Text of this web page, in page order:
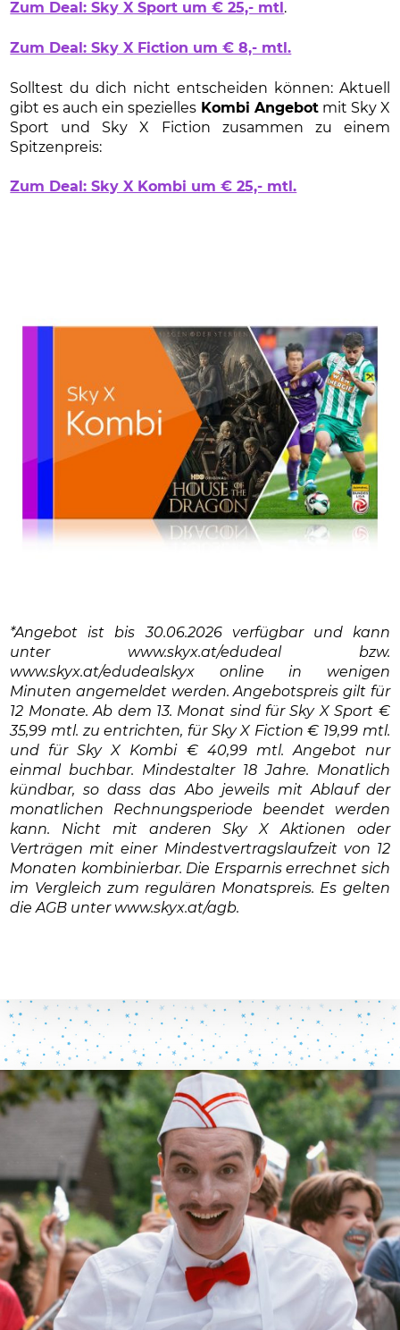
Zum Deal: Sky X Sport um € 25,- mtl .
Zum Deal: Sky X Fiction um € 8,- mtl.
Solltest du dich nicht entscheiden können: Aktuell
gibt es auch ein spezielles Kombi Angebotmit Sky X
Sport und Sky X Fiction zusammen zu einem
Spitzenpreis:
Zum Deal: Sky X Kombi um € 25,- mtl.
*Angebot ist bis 30.06.2026 verfügbar und kann
unter www.skyx.at/edudeal bzw.
www.skyx.at/edudealskyx online in wenigen
Minuten angemeldet werden. Angebotspreis gilt für
12 Monate. Ab dem 13. Monat sind für Sky X Sport €
35,99 mtl. zu entrichten, für Sky X Fiction € 19,99 mtl.
und für Sky X Kombi € 40,99 mtl. Angebot nur
einmal buchbar. Mindestalter 18 Jahre. Monatlich
kündbar, so dass das Abo jeweils mit Ablauf der
monatlichen Rechnungsperiode beendet werden
kann. Nicht mit anderen Sky X Aktionen oder
Verträgen mit einer Mindestvertragslaufzeit von 12
Monaten kombinierbar. Die Ersparnis errechnet sich
im Vergleich zum regulären Monatspreis. Es gelten
die AGB unter www.skyx.at/agb.